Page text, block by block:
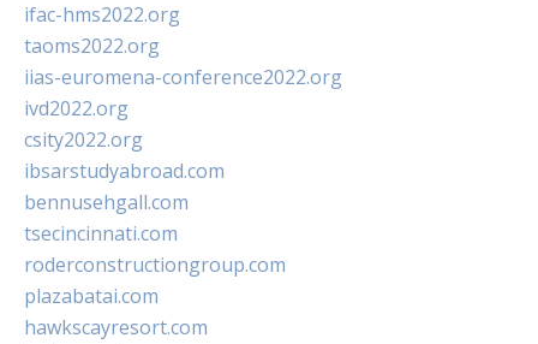
ifac-hms2022.org
taoms2022.org
iias-euromena-conference2022.org
ivd2022.org
csity2022.org
ibsarstudyabroad.com
bennusehgall.com
tsecincinnati.com
roderconstructiongroup.com
plazabatai.com
hawkscayresort.com